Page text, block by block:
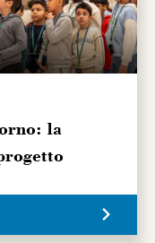
la